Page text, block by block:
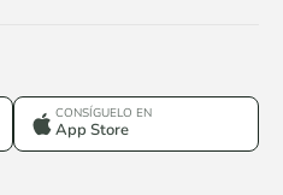
CONSÍGUELO EN
App Store